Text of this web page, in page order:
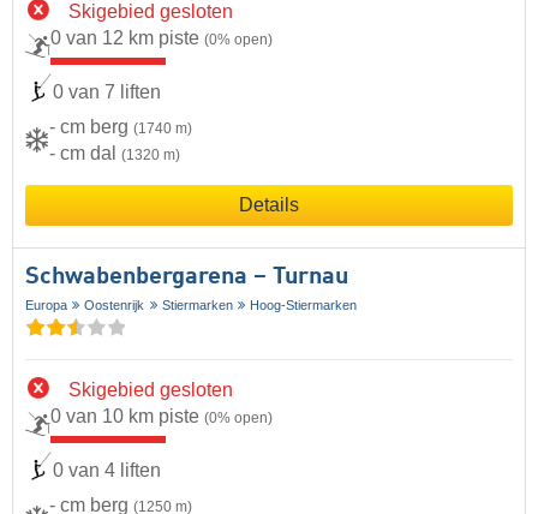
Skigebied gesloten
0 van 12 km piste (0% open)
0 van 7 liften
- cm berg (1740 m)
- cm dal (1320 m)
Details
Schwabenbergarena – Turnau
Europa Oostenrijk Stiermarken Hoog-Stiermarken
Skigebied gesloten
0 van 10 km piste (0% open)
0 van 4 liften
- cm berg (1250 m)